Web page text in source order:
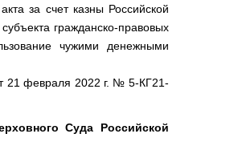
за счет казны Российской
гражданско-правовых
чужими денежными
21 февраля 2022 г. № 5-КГ21-
Суда Российской